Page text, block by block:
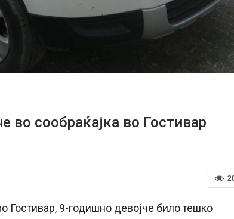
во сообраќајка во Гостивар
Гостивар, 9-годишно девојче било тешко